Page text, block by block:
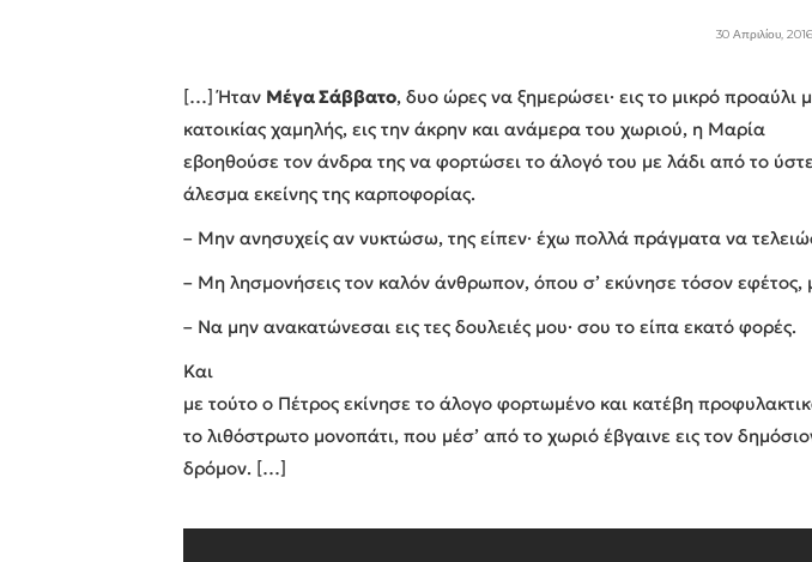
30 Απριλίου, 2016
[…] Ήταν Μέγα Σάββατο, δυο ώρες να ξημερώσει· εις το μικρό προαύλι
κατοικίας χαμηλής, εις την άκρην και ανάμερα του χωριού, η Μαρία
εβοηθούσε τον άνδρα της να φορτώσει το άλογό του με λάδι από το
άλεσμα εκείνης της καρποφορίας.
– Μην ανησυχείς αν νυκτώσω, της είπεν· έχω πολλά πράγματα να
– Μη λησμονήσεις τον καλόν άνθρωπον, όπου σ’ εκύνησε τόσον εφέτος,
– Να μην ανακατώνεσαι εις τες δουλειές μου· σου το είπα εκατό φορές.
Και
με τούτο ο Πέτρος εκίνησε το άλογο φορτωμένο και κατέβη
το λιθόστρωτο μονοπάτι, που μέσ’ από το χωριό έβγαινε εις τον
δρόμον. […]